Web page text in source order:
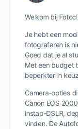
Welkom bij
Je hebt een
fotograferen is
Goed dat je al
Met een budget
beperkter in
Camera-opties
Canon EOS
instap-DSLR,
vinden. De